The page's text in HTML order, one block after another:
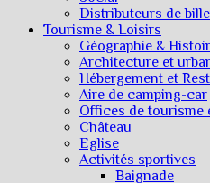
Distributeurs de
Tourisme & Loisirs
Géographie &
Architecture et
Hébergement et
Aire de camping-car
Offices de tourisme
Château
Eglise
Activités sportives
Baignade